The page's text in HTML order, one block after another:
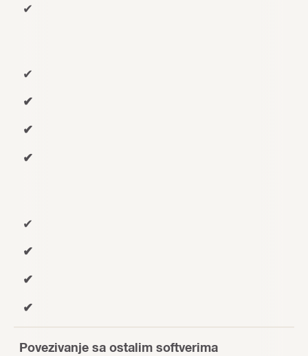
✔
✔
✔
✔
✔
✔
✔
✔
✔
Povezivanje sa ostalim softverima